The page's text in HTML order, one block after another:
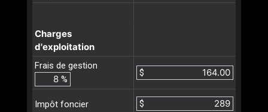
Charges
d'exploitation
Frais de gestion
%
$
Impôt foncier $